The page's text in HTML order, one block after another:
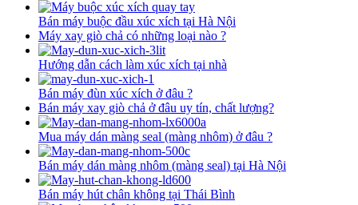
Bán máy buộc đầu xúc xích tại Hà Nội
Máy xay giò chả có những loại nào ?
Hướng dẫn cách làm xúc xích tại nhà
Bán máy đùn xúc xích ở đâu ?
Bán máy xay giò chả ở đâu uy tín, chất lượng?
Mua máy dán màng seal (màng nhôm) ở đâu ?
Bán máy dán màng nhôm (màng seal) tại Hà Nội
Bán máy hút chân không tại Thái Bình